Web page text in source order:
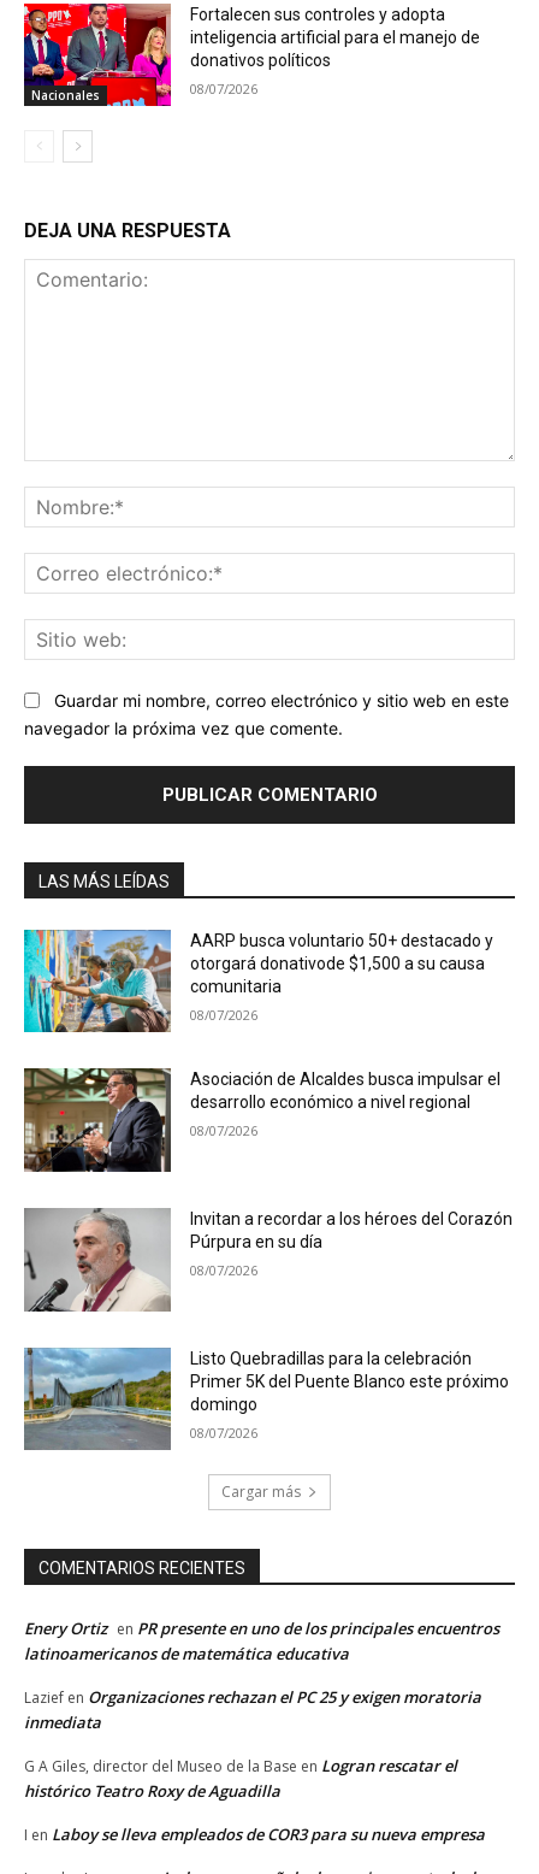
Nacionales
Fortalecen sus controles y adopta
inteligencia artificial para el manejo de
donativos políticos
08/07/2026
DEJA UNA RESPUESTA
Guardar mi nombre, correo electrónico y sitio web en este
navegador la próxima vez que comente.
LAS MÁS LEÍDAS
AARP busca voluntario 50+ destacado y
otorgará donativode $1,500 a su causa
comunitaria
08/07/2026
Asociación de Alcaldes busca impulsar el
desarrollo económico a nivel regional
08/07/2026
Invitan a recordar a los héroes del Corazón
Púrpura en su día
08/07/2026
Listo Quebradillas para la celebración
Primer 5K del Puente Blanco este próximo
domingo
08/07/2026
Cargar más
COMENTARIOS RECIENTES
Enery Ortiz en PR presente en uno de los principales encuentros
latinoamericanos de matemática educativa
Lazief en Organizaciones rechazan el PC 25 y exigen moratoria
inmediata
G A Giles, director del Museo de la Base en Logran rescatar el
histórico Teatro Roxy de Aguadilla
I en Laboy se lleva empleados de COR3 para su nueva empresa